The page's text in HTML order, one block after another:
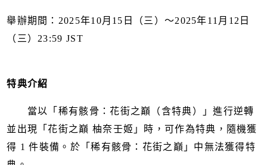
舉辦期間：2025年10月15日（三）～2025年11月12日
（三）23:59 JST
特典介紹
當以「稀有骸骨：花街之巔（含特典）」進行逆轉
並出現「花街之巔 柚奈壬姬」時，可作為特典，隨機獲
得 1 件裝備。於「稀有骸骨：花街之巔」中無法獲得特